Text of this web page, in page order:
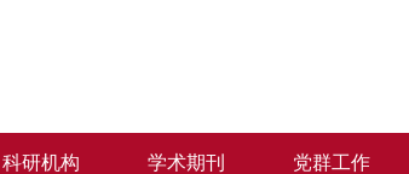
科研机构 学术期刊 党群工作